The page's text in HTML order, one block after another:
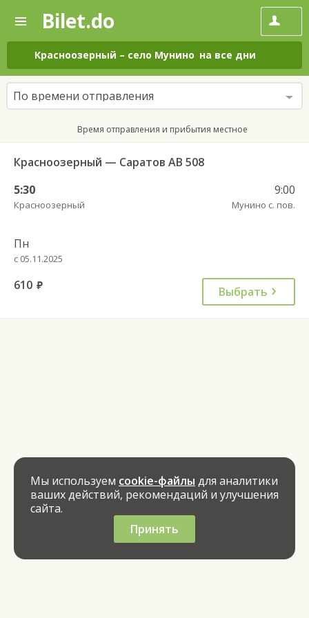
—
Поиск
и
покупка
билетов
на
автобус
онлайн
Bilet.do
Красноозерный – село Мунино на все дни
По времени отправления
Время отправления и прибытия местное
Красноозерный — Саратов АВ 508
5:30
Красноозерный
9:00
Мунино с. пов.
Пн
с 05.11.2025
610 руб. Выбрать
Мы используем cookie-файлы для аналитики
ваших действий, рекомендаций и улучшения
сайта.
Принять